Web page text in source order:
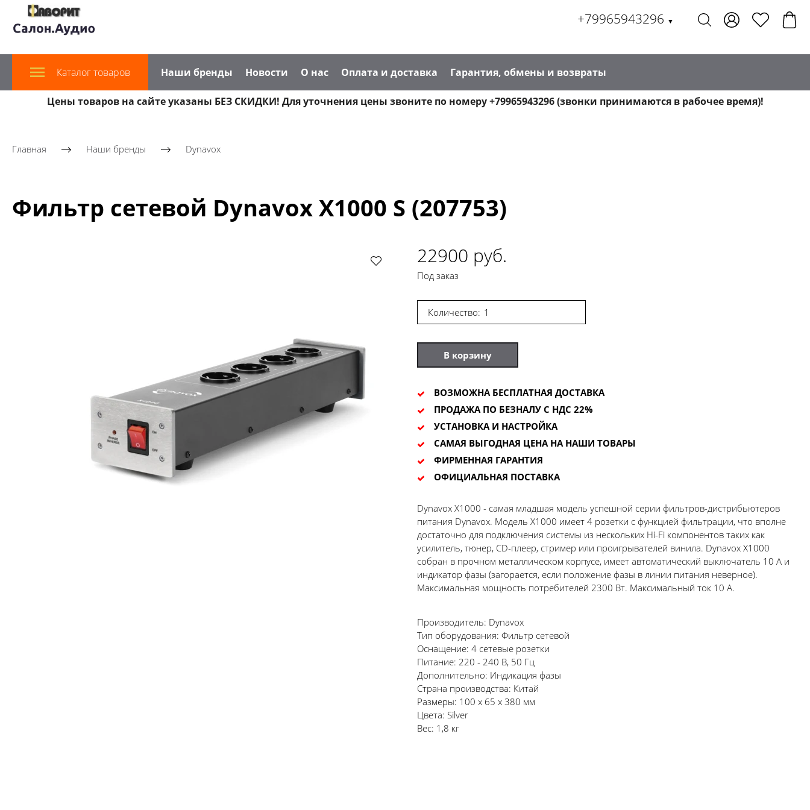
+79965943296 ▼
Каталог товаров Наши бренды Новости О нас Оплата и доставка Гарантия, обмены и возвраты
Цены товаров на сайте указаны БЕЗ СКИДКИ! Для уточнения цены звоните по номеру +79965943296 (звонки принимаются в рабочее время)!
Главная Наши бренды Dynavox
Фильтр сетевой Dynavox X1000 S (207753)
22900 руб.
Под заказ
Количество:
В корзину
ВОЗМОЖНА БЕСПЛАТНАЯ ДОСТАВКА
ПРОДАЖА ПО БЕЗНАЛУ С НДС 22%
УСТАНОВКА И НАСТРОЙКА
САМАЯ ВЫГОДНАЯ ЦЕНА НА НАШИ ТОВАРЫ
ФИРМЕННАЯ ГАРАНТИЯ
ОФИЦИАЛЬНАЯ ПОСТАВКА
Dynavox X1000 - самая младшая модель успешной серии фильтров-дистрибьютеров
питания Dynavox. Модель X1000 имеет 4 розетки с функцией фильтрации, что вполне
достаточно для подключения системы из нескольких Hi-Fi компонентов таких как
усилитель, тюнер, CD-плеер, стример или проигрывателей винила. Dynavox X1000
собран в прочном металлическом корпусе, имеет автоматический выключатель 10 A и
индикатор фазы (загорается, если положение фазы в линии питания неверное).
Максимальная мощность потребителей 2300 Вт. Максимальный ток 10 А.
Производитель: Dynavox
Тип оборудования: Фильтр сетевой
Оснащение: 4 сетевые розетки
Питание: 220 - 240 В, 50 Гц
Дополнительно: Индикация фазы
Страна производства: Китай
Размеры: 100 x 65 x 380 мм
Цвета: Silver
Вес: 1,8 кг